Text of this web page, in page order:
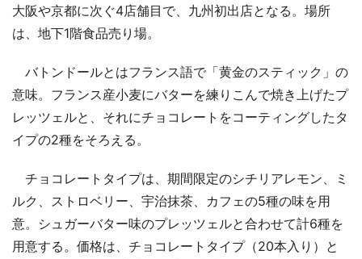
大阪や京都に次ぐ4店舗目で、九州初出店となる。場所
は、地下1階食品売り場。
バトンドールとはフランス語で「黄金のスティック」の
意味。フランス産小麦にバターを練りこんで焼き上げたプ
レッツェルと、それにチョコレートをコーティングしたタ
イプの2種をそろえる。
チョコレートタイプは、期間限定のシチリアレモン、ミ
ルク、ストロベリー、宇治抹茶、カフェの5種の味を用
意。シュガーバター味のプレッツェルと合わせて計6種を
用意する。価格は、チョコレートタイプ（20本入り）と